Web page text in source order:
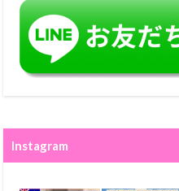
Instagram